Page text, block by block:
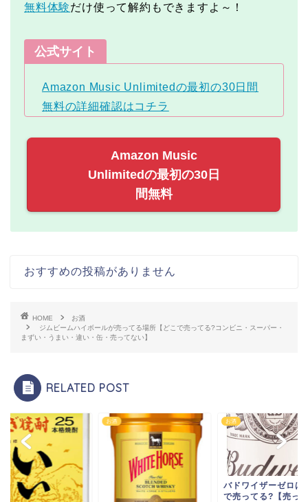
無料体験だけ使って解約もできますよ～！
公式サイト
Amazon Music Unlimitedの最初の30日間
無料の詳細確認はコチラ
Amazon Music
Unlimitedの最初の30日
間無料
おすすめの投稿がありません
HOME
お酒
ジムビームハイボールが売ってる場所【どこで売ってる?コンビニ・スーパー・
まずい・うまい・違い・缶・売ってない】
RELATED POST
お酒 お酒
バドワイザーゼロは
で売ってる?【売っ